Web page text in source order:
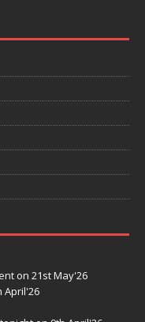
on 21st May'26
April'26